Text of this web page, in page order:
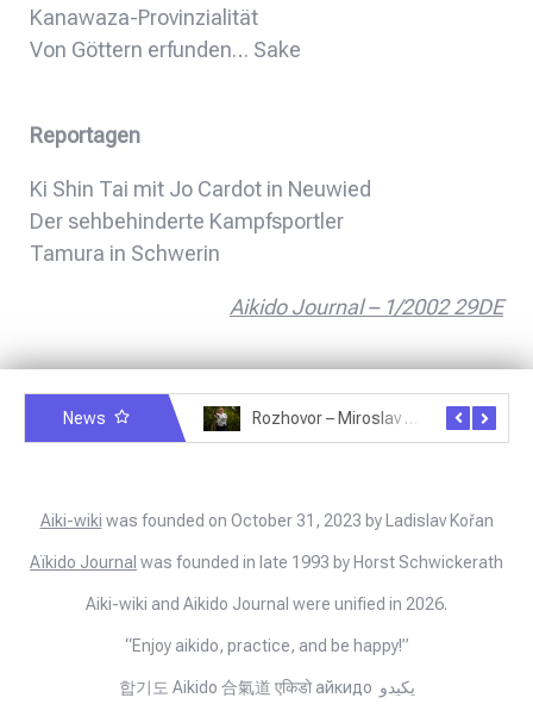
Kanawaza-Provinzialität
Von Göttern erfunden… Sake
Reportagen
Ki Shin Tai mit Jo Cardot in Neuwied
Der sehbehinderte Kampfsportler
Tamura in Schwerin
Aikido Journal – 1/2002 29DE
News Rozhovor – Miroslav Šmíd – 22.3.2025
Aiki-wiki was founded on October 31, 2023 by Ladislav Kořan
Aïkido Journal was founded in late 1993 by Horst Schwickerath
Aiki-wiki and Aikido Journal were unified in 2026.
“Enjoy aikido, practice, and be happy!”
합기도 Aikido 合氣道 एकिडो айкидо يكيدو